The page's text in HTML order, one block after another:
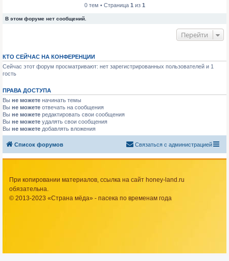
0 тем • Страница 1 из 1
В этом форуме нет сообщений.
Перейти
КТО СЕЙЧАС НА КОНФЕРЕНЦИИ
Сейчас этот форум просматривают: нет зарегистрированных пользователей и 1
гость
ПРАВА ДОСТУПА
Вы не можете начинать темы
Вы не можете отвечать на сообщения
Вы не можете редактировать свои сообщения
Вы не можете удалять свои сообщения
Вы не можете добавлять вложения
Список форумов Связаться с администрацией
При копировании материалов, ссылка на сайт honey-land.ru
обязательна.
© 2013-2023 «Страна мёда» - пасека по временам года